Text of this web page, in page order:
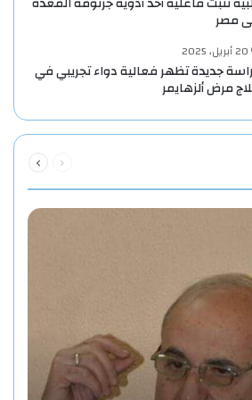
مصر
20 أبريل، 2025
جديدة تظهر فعالية دواء تجريبي في
مرض ألزهايمر
الصفحةالصفحة